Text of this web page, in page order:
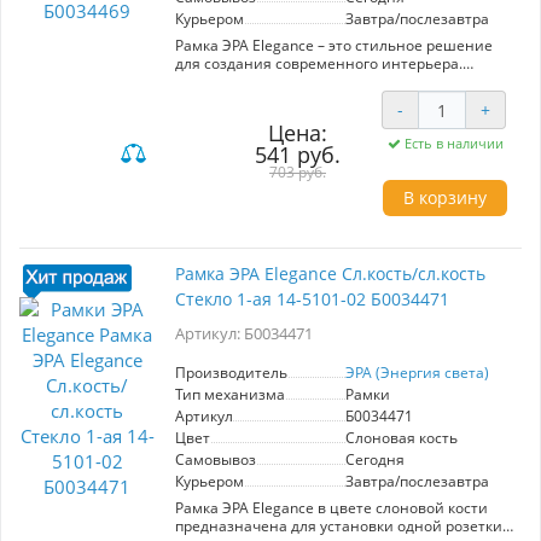
Курьером
Завтра/послезавтра
Рамка ЭРА Elegance – это стильное решение
для создания современного интерьера.
обладает прозрачным и белым дизайном, что
позволяет легко вписаться в любые цветовые
решения. Модель рассчитана на одну
установку, что делает её идеальной для
использования в небольших помещениях или
в комбинации с другими рамками. Прочный
материал обеспечивает долговечность и
монтажа позволит быстро обновить ваш
интерьер без лишних усилий. Рамка подходит
для стандартных электрических устройств, что
делает её универсальным выбором для любой
Цена:
541 руб.
703 руб.
- +
Есть в наличии
В корзину
Рамка ЭРА Elegance Сл.кость/сл.кость
Стекло 1-ая 14-5101-02 Б0034471
Артикул: Б0034471
Производитель
ЭРА (Энергия света)
Тип механизма
Рамки
Артикул
Б0034471
Цвет
Слоновая кость
Самовывоз
Сегодня
Курьером
Завтра/послезавтра
Рамка ЭРА Elegance в цвете слоновой кости
предназначена для установки одной розетки